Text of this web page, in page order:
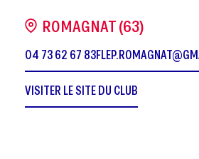
ROMAGNAT (63)
04 73 62 67 83
VISITER LE SITE DU CLUB